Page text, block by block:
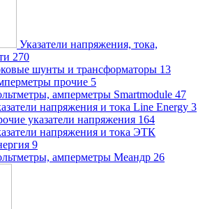
Указатели напряжения, тока,
270
шунты и трансформаторы 13
прочие 5
амперметры Smartmodule 47
напряжения и тока Line Energy 3
указатели напряжения 164
напряжения и тока ЭТК
9
амперметры Меандр 26